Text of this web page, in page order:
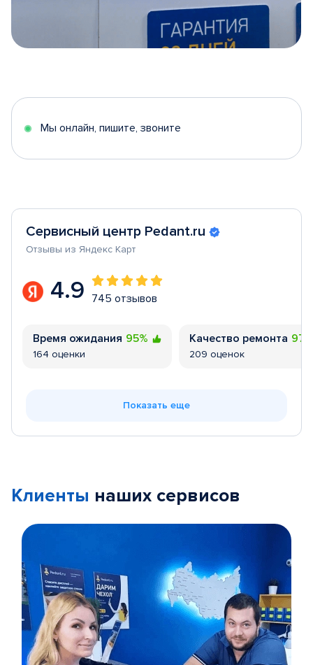
5
Мы онлайн, пишите, звоните
Сервисный центр Pedant.ru
Отзывы из Яндекс Карт
4.9 745 отзывов
Время ожидания 95%
164 оценки
Качество ремонта
209 оценок
Показать еще
Клиенты наших сервисов